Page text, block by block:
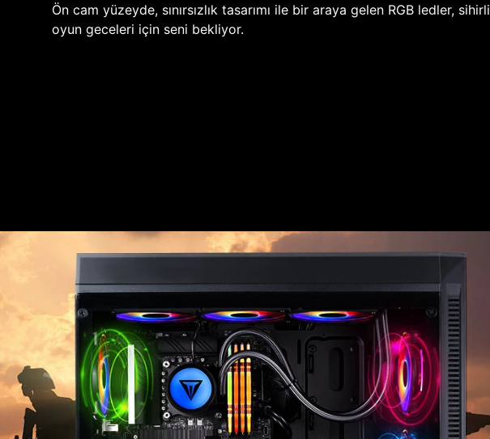
Ön cam yüzeyde, sınırsızlık tasarımı ile bir araya gelen RGB ledler, sihirli
oyun geceleri için seni bekliyor.